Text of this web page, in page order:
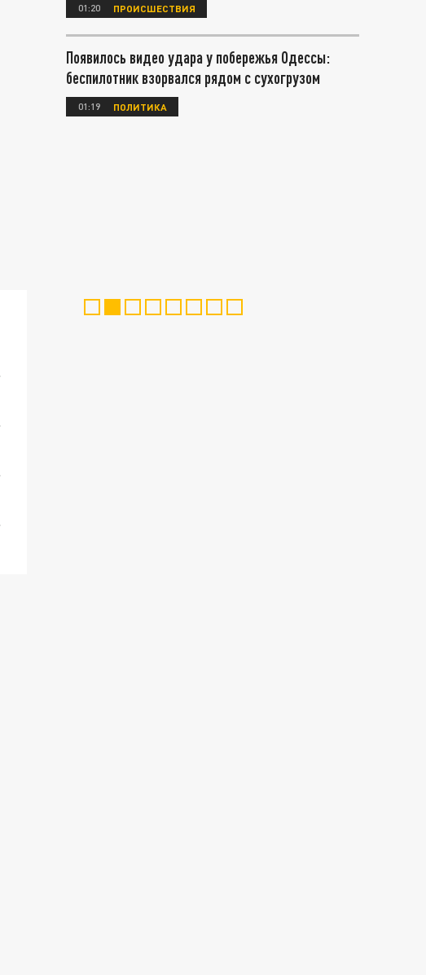
01:20 ПРОИСШЕСТВИЯ
Появилось видео удара у побережья Одессы:
беспилотник взорвался рядом с сухогрузом
01:19 ПОЛИТИКА